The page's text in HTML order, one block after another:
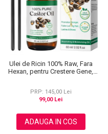
Ulei de Ricin 100% Raw, Fara
Hexan, pentru Crestere Gene,
PRP: 145,00 Lei
99,00 Lei
ADAUGA IN COS